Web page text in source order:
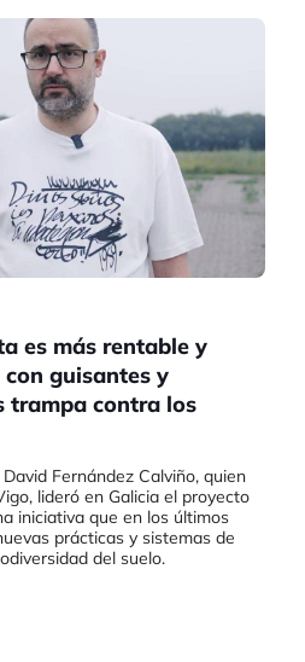
es más rentable y
guisantes y
trampa contra los
Fernández Calviño, quien
lideró en Galicia el proyecto
iniciativa que en los últimos
prácticas y sistemas de
del suelo.